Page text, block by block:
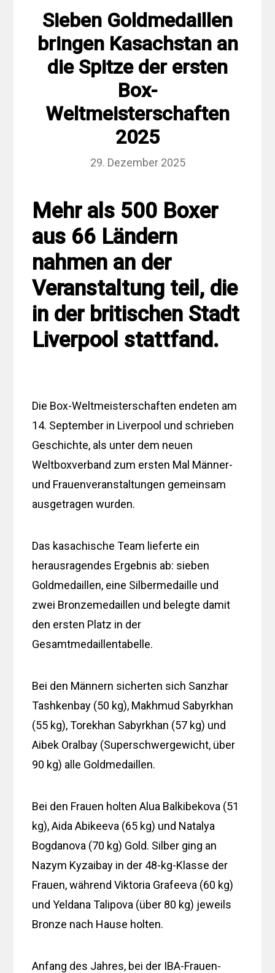
Sieben Goldmedaillen
bringen Kasachstan an
die Spitze der ersten
Box-
Weltmeisterschaften
2025
29. Dezember 2025
Mehr als 500 Boxer
aus 66 Ländern
nahmen an der
Veranstaltung teil, die
in der britischen Stadt
Liverpool stattfand.
Die Box-Weltmeisterschaften endeten am
14. September in Liverpool und schrieben
Geschichte, als unter dem neuen
Weltboxverband zum ersten Mal Männer-
und Frauenveranstaltungen gemeinsam
ausgetragen wurden.
Das kasachische Team lieferte ein
herausragendes Ergebnis ab: sieben
Goldmedaillen, eine Silbermedaille und
zwei Bronzemedaillen und belegte damit
den ersten Platz in der
Gesamtmedaillentabelle.
Bei den Männern sicherten sich Sanzhar
Tashkenbay (50 kg), Makhmud Sabyrkhan
(55 kg), Torekhan Sabyrkhan (57 kg) und
Aibek Oralbay (Superschwergewicht, über
90 kg) alle Goldmedaillen.
Bei den Frauen holten Alua Balkibekova (51
kg), Aida Abikeeva (65 kg) und Natalya
Bogdanova (70 kg) Gold. Silber ging an
Nazym Kyzaibay in der 48-kg-Klasse der
Frauen, während Viktoria Grafeeva (60 kg)
und Yeldana Talipova (über 80 kg) jeweils
Bronze nach Hause holten.
Anfang des Jahres, bei der IBA-Frauen-